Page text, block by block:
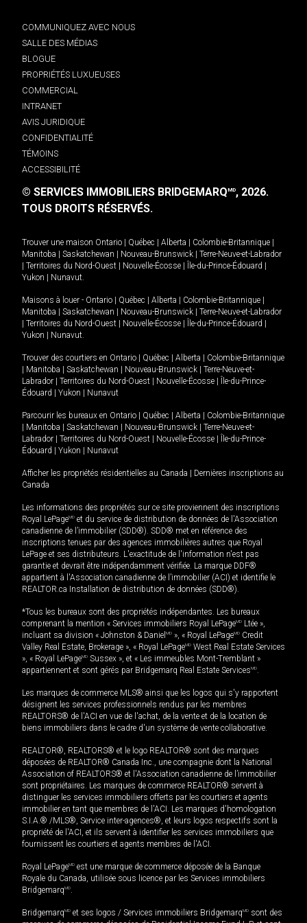
COMMUNIQUEZ AVEC NOUS
SALLE DES MÉDIAS
BLOGUE
PROPRIÉTÉS LUXUEUSES
COMMERCIAL
INTRANET
AVIS JURIDIQUE
CONFIDENTIALITÉ
TÉMOINS
ACCESSIBILITÉ
© SERVICES IMMOBILIERS BRIDGEMARQMD, 2026.
TOUS DROITS RÉSERVÉS.
Trouver une maison Ontario Québec Alberta Colombie-Britannique
Manitoba
Saskatchewan Nouveau-Brunswick
Terre-Neuve-et-Labrador
Territoires du Nord-Ouest Nouvelle-Écosse Île-du-Prince-Édouard
Yukon
Nunavut.
Maisons à louer - Ontario Québec Alberta Colombie-Britannique
Manitoba
Saskatchewan Nouveau-Brunswick
Terre-Neuve-et-Labrador
Territoires du Nord-Ouest Nouvelle-Écosse Île-du-Prince-Édouard
Yukon
Nunavut.
Trouver des courtiers en Ontario Québec Alberta
Colombie-Britannique
Manitoba Saskatchewan Nouveau-Brunswick
Terre-Neuve-et-
Labrador
Territoires du Nord-Ouest Nouvelle-Écosse
Île-du-Prince-
Édouard
Yukon Nunavut
Parcourir les bureaux en Ontario Québec Alberta
Colombie-Britannique
Manitoba Saskatchewan Nouveau-Brunswick
Terre-Neuve-et-
Labrador
Territoires du Nord-Ouest Nouvelle-Écosse
Île-du-Prince-
Édouard
Yukon Nunavut
Afficher les propriétés résidentielles au Canada
Dernières inscriptions au
Canada
Les informations des propriétés sur ce site proviennent des inscriptions
Royal LePageMD et du service de distribution de données de l'Association
canadienne de l’immobilier (SDD®). SDD® met en référence des
inscriptions tenues par des agences immobilières autres que Royal
LePage et ses distributeurs. L'exactitude de l'information n'est pas
garantie et devrait être indépendamment vérifiée. La marque DDF®
appartient à l'Association canadienne de l’immobilier (ACI) et identifie le
REALTOR.ca Installation de distribution de données (SDD®).
*Tous les bureaux sont des propriétés indépendantes. Les bureaux
comprenant la mention « Services immobiliers Royal LePageMD Ltée »,
incluant sa division « Johnston & Daniel MD », « Royal LePageMD Credit
Valley Real Estate, Brokerage », « Royal LePageMD West Real Estate Services
», « Royal LePageMD Sussex », et « Les immeubles Mont-Tremblant »
appartiennent et sont gérés par Bridgemarq Real Estate ServicesMD.
Les marques de commerce MLS® ainsi que les logos qui s'y rapportent
désignent les services professionnels rendus par les membres
REALTORS® de l'ACI en vue de l'achat, de la vente et de la location de
biens immobiliers dans le cadre d'un système de vente collaborative.
REALTOR®, REALTORS® et le logo REALTOR® sont des marques
déposées de REALTOR® Canada Inc., une compagnie dont la National
Association of REALTORS® et l'Association canadienne de l’immobilier
sont propriétaires. Les marques de commerce REALTOR® servent à
distinguer les services immobiliers offerts par les courtiers et agents
immobilier en tant que membres de l'ACI. Les marques d'homologation
S.I.A.® /MLS®, Service inter-agences®, et leurs logos respectifs sont la
propriété de l'ACI, et ils servent à identifier les services immobiliers que
fournissent les courtiers et agents membres de l'ACI.
Royal LePageMD est une marque de commerce déposée de la Banque
Royale du Canada, utilisée sous licence par les Services immobiliers
BridgemarqMD.
BridgemarqMD et ses logos / Services immobiliers BridgemarqMD sont des